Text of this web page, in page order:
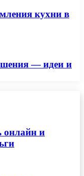
кухни в
— идеи и
онлайн и